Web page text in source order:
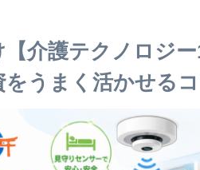
介護テクノロジ
うまく活かせる